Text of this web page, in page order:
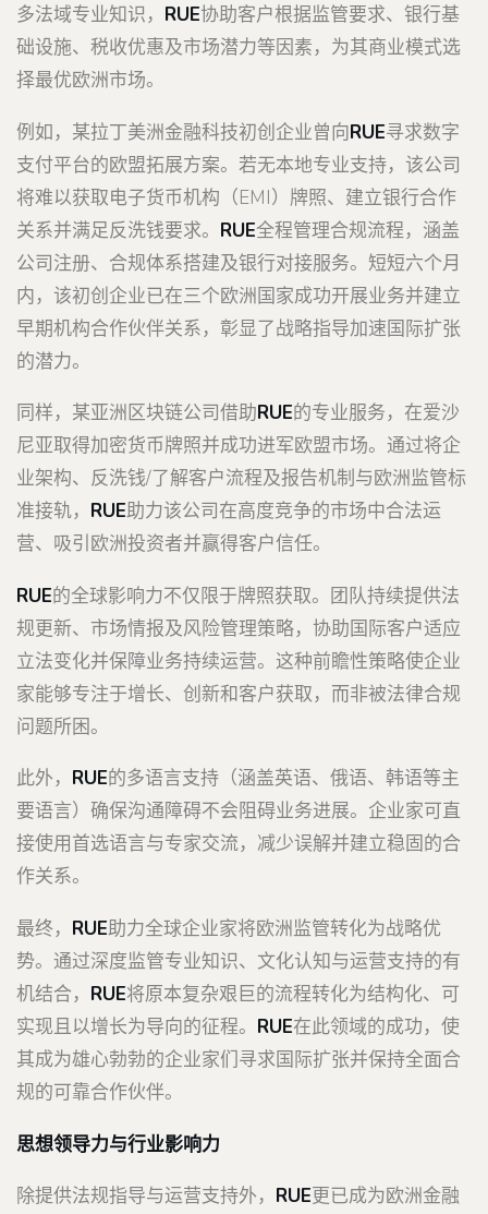
多法域专业知识， RUE协助客户根据监管要求、银行基
础设施、税收优惠及市场潜力等因素，为其商业模式选
择最优欧洲市场。
例如，某拉丁美洲金融科技初创企业曾向RUE寻求数字
支付平台的欧盟拓展方案。若无本地专业支持，该公司
将难以获取电子货币机构（EMI）牌照、建立银行合作
关系并满足反洗钱要求。 RUE全程管理合规流程，涵盖
公司注册、合规体系搭建及银行对接服务。短短六个月
内，该初创企业已在三个欧洲国家成功开展业务并建立
早期机构合作伙伴关系，彰显了战略指导加速国际扩张
的潜力。
同样，某亚洲区块链公司借助RUE的专业服务，在爱沙
尼亚取得加密货币牌照并成功进军欧盟市场。通过将企
业架构、反洗钱/了解客户流程及报告机制与欧洲监管标
准接轨， RUE助力该公司在高度竞争的市场中合法运
营、吸引欧洲投资者并赢得客户信任。
RUE的全球影响力不仅限于牌照获取。团队持续提供法
规更新、市场情报及风险管理策略，协助国际客户适应
立法变化并保障业务持续运营。这种前瞻性策略使企业
家能够专注于增长、创新和客户获取，而非被法律合规
问题所困。
此外， RUE的多语言支持（涵盖英语、俄语、韩语等主
要语言）确保沟通障碍不会阻碍业务进展。企业家可直
接使用首选语言与专家交流，减少误解并建立稳固的合
作关系。
最终， RUE助力全球企业家将欧洲监管转化为战略优
势。通过深度监管专业知识、文化认知与运营支持的有
机结合， RUE将原本复杂艰巨的流程转化为结构化、可
实现且以增长为导向的征程。 RUE在此领域的成功，使
其成为雄心勃勃的企业家们寻求国际扩张并保持全面合
规的可靠合作伙伴。
思想领导力与行业影响力
除提供法规指导与运营支持外， RUE更已成为欧洲金融